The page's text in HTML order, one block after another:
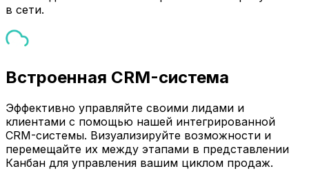
в сети.
Встроенная CRM-система
Эффективно управляйте своими лидами и
клиентами с помощью нашей интегрированной
CRM-системы. Визуализируйте возможности и
перемещайте их между этапами в представлении
Канбан для управления вашим циклом продаж.